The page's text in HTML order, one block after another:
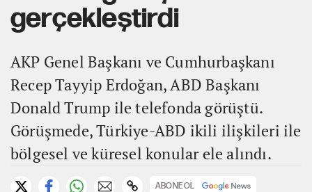
gerçekleştirdi
AKP Genel Başkanı ve Cumhurbaşkanı
Recep Tayyip Erdoğan, ABD Başkanı
Donald Trump ile telefonda görüştü.
Görüşmede, Türkiye-ABD ikili ilişkileri ile
bölgesel ve küresel konular ele alındı.
ABONE OL